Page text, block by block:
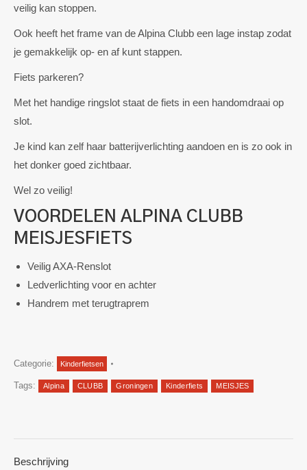
veilig kan stoppen.
Ook heeft het frame van de Alpina Clubb een lage instap zodat
je gemakkelijk op- en af kunt stappen.
Fiets parkeren?
Met het handige ringslot staat de fiets in een handomdraai op
slot.
Je kind kan zelf haar batterijverlichting aandoen en is zo ook in
het donker goed zichtbaar.
Wel zo veilig!
VOORDELEN ALPINA CLUBB
MEISJESFIETS
Veilig AXA-Renslot
Ledverlichting voor en achter
Handrem met terugtraprem
Categorie: Kinderfietsen
Tags: Alpina CLUBB Groningen Kinderfiets MEISJES
Beschrijving